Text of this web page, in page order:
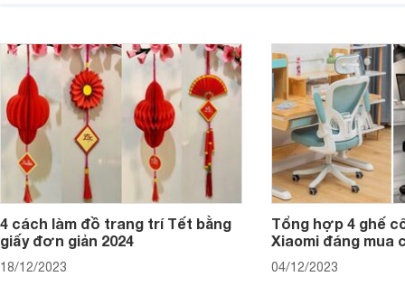
4 cách làm đồ trang trí Tết bằng
giấy đơn giản 2024
18/12/2023
Tổng hợp 4 ghế
Xiaomi đáng mua
04/12/2023